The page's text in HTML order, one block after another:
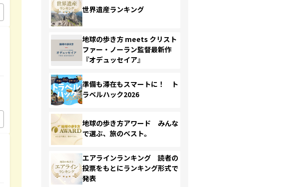
世界遺産ランキング
地球の歩き方 meets クリスト
ファー・ノーラン監督最新作
『オデュッセイア』
準備も滞在もスマートに！ ト
ラベルハック2026
地球の歩き方アワード みんな
で選ぶ、旅のベスト。
エアラインランキング 読者の
投票をもとにランキング形式で
発表